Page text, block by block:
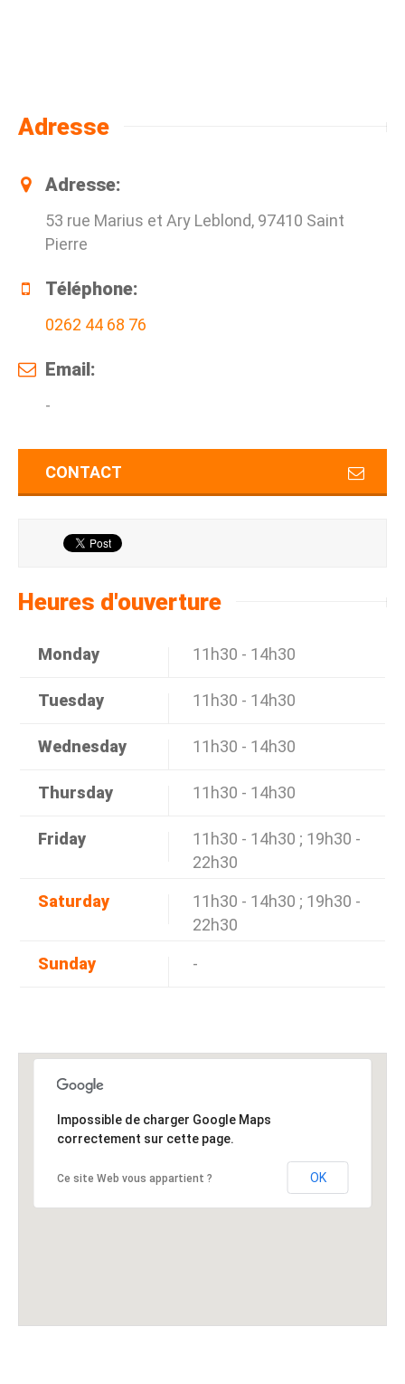
Adresse
Adresse:
53 rue Marius et Ary Leblond, 97410 Saint
Pierre
Téléphone:
0262 44 68 76
Email:
-
CONTACT
Heures d'ouverture
Monday 11h30 - 14h30
Tuesday 11h30 - 14h30
Wednesday 11h30 - 14h30
Thursday 11h30 - 14h30
Friday
11h30 - 14h30 ; 19h30 -
22h30
Saturday
11h30 - 14h30 ; 19h30 -
22h30
Sunday -
Impossible de charger Google Maps
correctement sur cette page.
Ce site Web vous appartient ? OK